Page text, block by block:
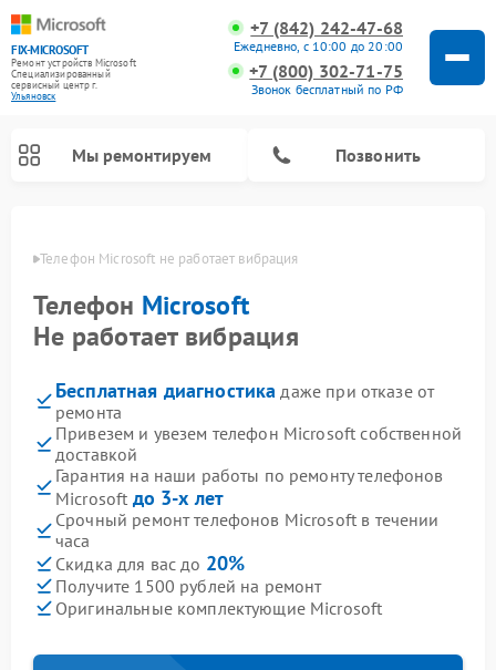
FIX-MICROSOFT
Ремонт устройств Microsoft
Специализированный
cервисный центр г.
Ульяновск
+7 (842) 242-47-68
Ежедневно, с 10:00 до 20:00
+7 (800) 302-71-75
Звонок бесплатный по РФ
Мы ремонтируем Позвонить
Телефон Microsoft не работает вибрация
Телефон Microsoft
Не работает вибрация
Бесплатная диагностика даже при отказе от
ремонта
Привезем и увезем телефон Microsoft собственной
доставкой
Гарантия на наши работы по ремонту телефонов
Microsoft до 3-х лет
Срочный ремонт телефонов Microsoft в течении
часа
Скидка для вас до 20%
Получите 1500 рублей на ремонт
Оригинальные комплектующие Microsoft